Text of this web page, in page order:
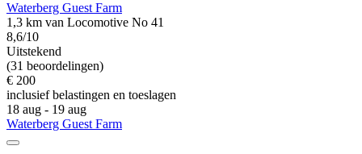
Waterberg Guest Farm
1,3 km van Locomotive No 41
8,6/10
Uitstekend
(31 beoordelingen)
€ 200
inclusief belastingen en toeslagen
18 aug - 19 aug
Waterberg Guest Farm